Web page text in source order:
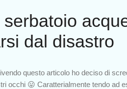
materiali abrasivi. Per ...
dal disastro
questo articolo ho deciso di
occhi 😛 Caratterialmente tendo ad